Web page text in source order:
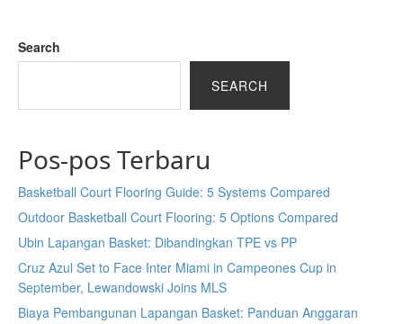
Search
SEARCH
Pos-pos Terbaru
Basketball Court Flooring Guide: 5 Systems Compared
Outdoor Basketball Court Flooring: 5 Options Compared
Ubin Lapangan Basket: Dibandingkan TPE vs PP
Cruz Azul Set to Face Inter Miami in Campeones Cup in
September, Lewandowski Joins MLS
Biaya Pembangunan Lapangan Basket: Panduan Anggaran